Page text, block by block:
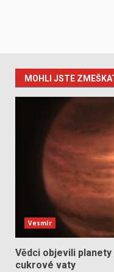
MOHLI JSTE
Vesmír
Vědci objevili
cukrové vaty